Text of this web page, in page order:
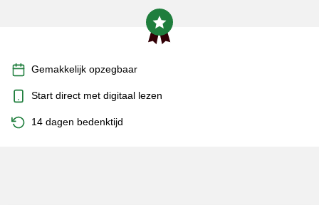
Gemakkelijk opzegbaar
Start direct met digitaal lezen
14 dagen bedenktijd